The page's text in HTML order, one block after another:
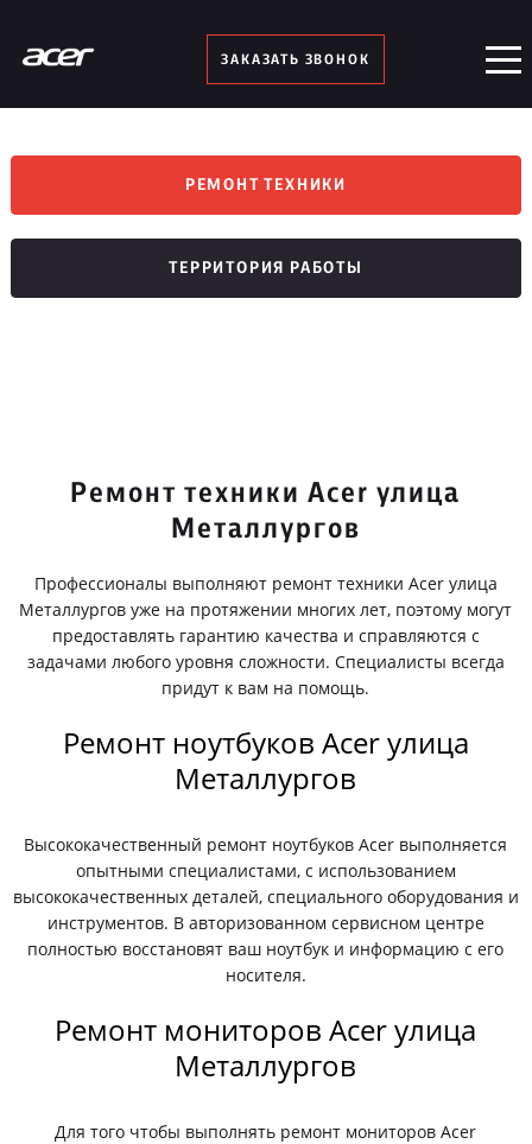
ЗАКАЗАТЬ ЗВОНОК
РЕМОНТ ТЕХНИКИ
ТЕРРИТОРИЯ РАБОТЫ
Ремонт техники Acer улица
Металлургов
Профессионалы выполняют ремонт техники Acer улица
Металлургов уже на протяжении многих лет, поэтому могут
предоставлять гарантию качества и справляются с
задачами любого уровня сложности. Специалисты всегда
придут к вам на помощь.
Ремонт ноутбуков Acer улица
Металлургов
Высококачественный ремонт ноутбуков Acer выполняется
опытными специалистами, с использованием
высококачественных деталей, специального оборудования и
инструментов. В авторизованном сервисном центре
полностью восстановят ваш ноутбук и информацию с его
носителя.
Ремонт мониторов Acer улица
Металлургов
Для того чтобы выполнять ремонт мониторов Acer